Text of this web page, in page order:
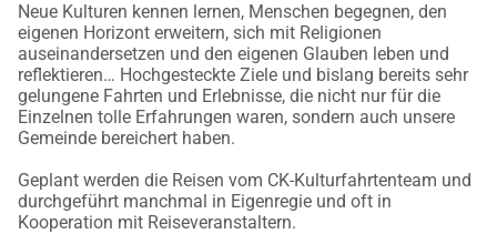
Neue Kulturen kennen lernen, Menschen begegnen, den
eigenen Horizont erweitern, sich mit Religionen
auseinandersetzen und den eigenen Glauben leben und
reflektieren… Hochgesteckte Ziele und bislang bereits sehr
gelungene Fahrten und Erlebnisse, die nicht nur für die
Einzelnen tolle Erfahrungen waren, sondern auch unsere
Gemeinde bereichert haben.
Geplant werden die Reisen vom CK-Kulturfahrtenteam und
durchgeführt manchmal in Eigenregie und oft in
Kooperation mit Reiseveranstaltern.